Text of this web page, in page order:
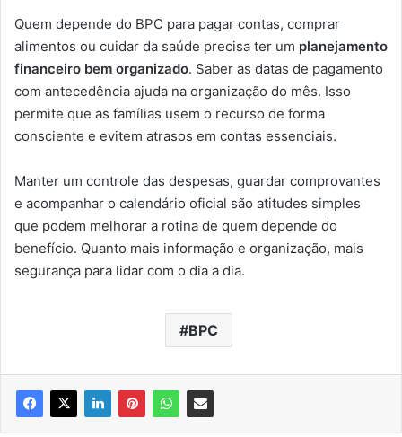
Quem depende do BPC para pagar contas, comprar
alimentos ou cuidar da saúde precisa ter um planejamento
financeiro bem organizado. Saber as datas de pagamento
com antecedência ajuda na organização do mês. Isso
permite que as famílias usem o recurso de forma
consciente e evitem atrasos em contas essenciais.
Manter um controle das despesas, guardar comprovantes
e acompanhar o calendário oficial são atitudes simples
que podem melhorar a rotina de quem depende do
benefício. Quanto mais informação e organização, mais
segurança para lidar com o dia a dia.
BPC